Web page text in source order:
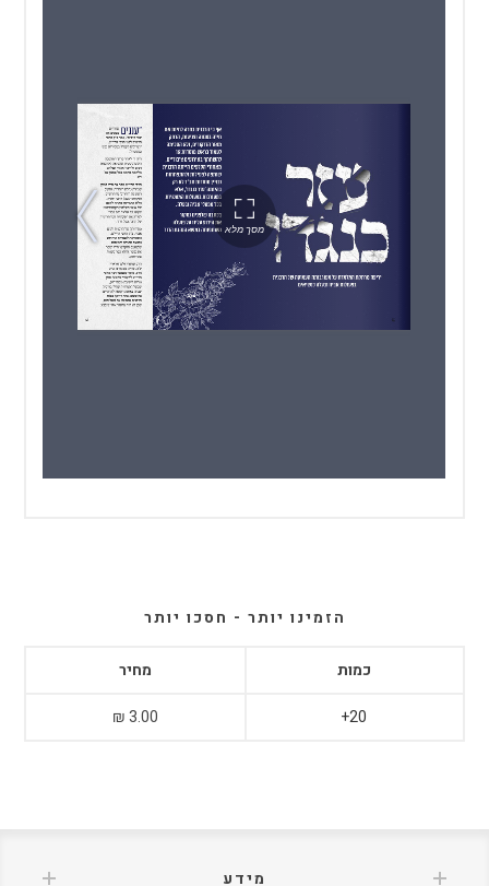
הזמינו יותר - חסכו יותר
כמות
20+
מחיר
3.00 ₪
מידע